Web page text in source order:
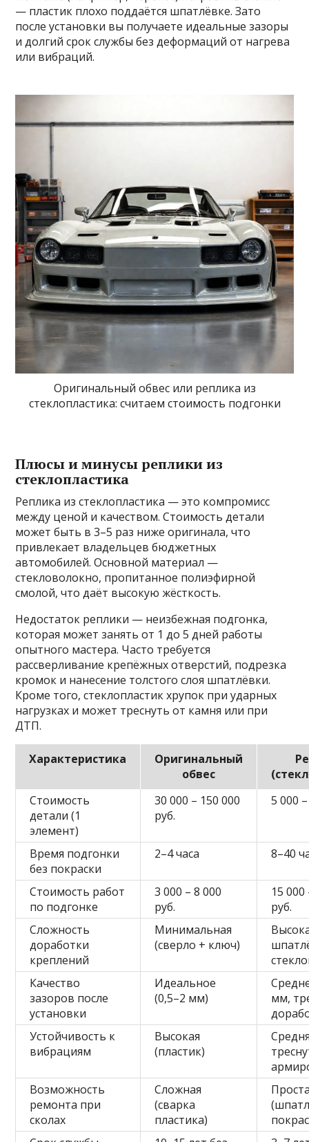
— пластик плохо поддаётся шпатлёвке. Зато
после установки вы получаете идеальные зазоры
и долгий срок службы без деформаций от нагрева
или вибраций.
Оригинальный обвес или реплика из
стеклопластика: считаем стоимость подгонки
Плюсы и минусы реплики из
стеклопластика
Реплика из стеклопластика — это компромисс
между ценой и качеством. Стоимость детали
может быть в 3–5 раз ниже оригинала, что
привлекает владельцев бюджетных
автомобилей. Основной материал —
стекловолокно, пропитанное полиэфирной
смолой, что даёт высокую жёсткость.
Недостаток реплики — неизбежная подгонка,
которая может занять от 1 до 5 дней работы
опытного мастера. Часто требуется
рассверливание крепёжных отверстий, подрезка
кромок и нанесение толстого слоя шпатлёвки.
Кроме того, стеклопластик хрупок при ударных
нагрузках и может треснуть от камня или при
ДТП.
Характеристика
Оригинальный
обвес
Стоимость
детали (1
элемент)
30 000 – 150 000
руб.
5 000
Время подгонки
без покраски
2–4 часа 8–40
Стоимость работ
по подгонке
3 000 – 8 000
руб.
15 000
руб.
Сложность
доработки
креплений
Минимальная
(сверло + ключ)
Качество
зазоров после
установки
Идеальное
(0,5–2 мм)
мм,
Устойчивость к
вибрациям
Высокая
(пластик)
Возможность
ремонта при
сколах
Сложная
(сварка
пластика)